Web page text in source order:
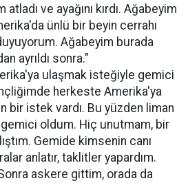
ve ayağını kırdı. Ağabeyim
ünlü bir beyin cerrahı
Ağabeyim burada
ayrıldı sonra."
ulaşmak isteğiyle gemici
herkeste Amerika'ya
bir istek vardı. Bu yüzden liman
gemici oldum. Hiç unutmam, bir
Gemide kimsenin canı
anlatır, taklitler yapardım.
askere gittim, orada da